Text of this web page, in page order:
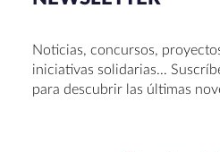
Congreso UNIV 2026
Hábitos saludables: 8
disfrutar la Navidad.
Noticias, concursos,
iniciativas solidarias…
para descubrir las últimas